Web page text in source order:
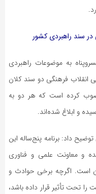
سند راهبردی کشور
به موضوعات راهبردی
انقلاب فرهنگی دو سند کلان
کرده است که هر دو به
و ابلاغ شده‌اند.
داد: برنامه پنج‌ساله این
و معاونت علمی و فناوری
است. اگرچه برخی حوادث و
تحت تأثیر قرار داده باشد،